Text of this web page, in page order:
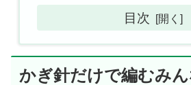
目次
かぎ針だけで編むみ